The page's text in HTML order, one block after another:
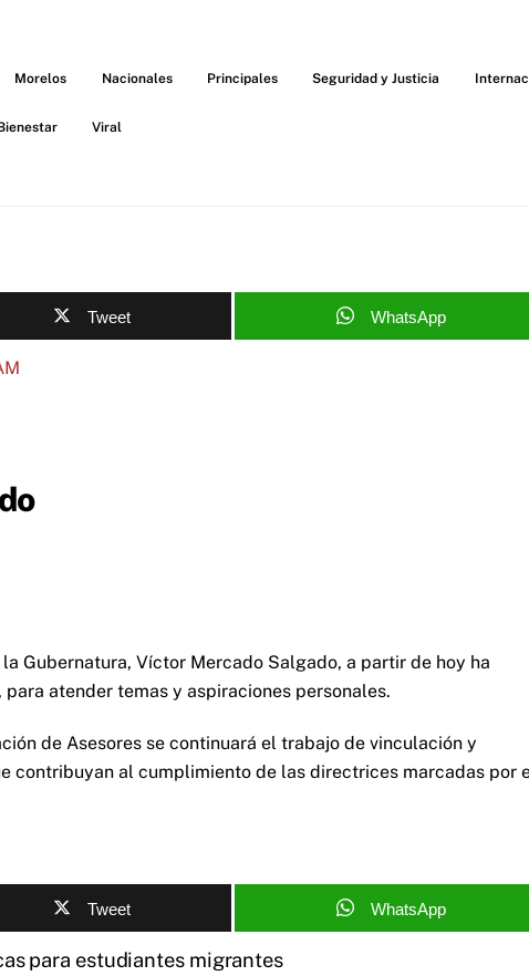
Morelos Nacionales Principales Seguridad y Justicia
Viral
Tweet WhatsApp
Gubernatura, Víctor Mercado Salgado, a partir de hoy ha
atender temas y aspiraciones personales.
de Asesores se continuará el trabajo de vinculación y
contribuyan al cumplimiento de las directrices marcadas por
Tweet WhatsApp
para estudiantes migrantes